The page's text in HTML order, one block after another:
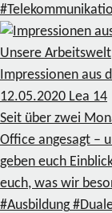
Unsere Arbeitswelt
Impressionen aus
12.05.2020 Lea 14
Seit über zwei
Office angesagt –
geben euch
euch, was wir
#Ausbildung